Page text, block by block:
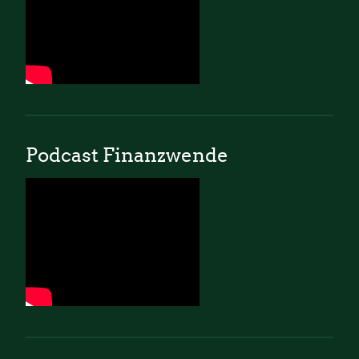
Podcast Finanzwende